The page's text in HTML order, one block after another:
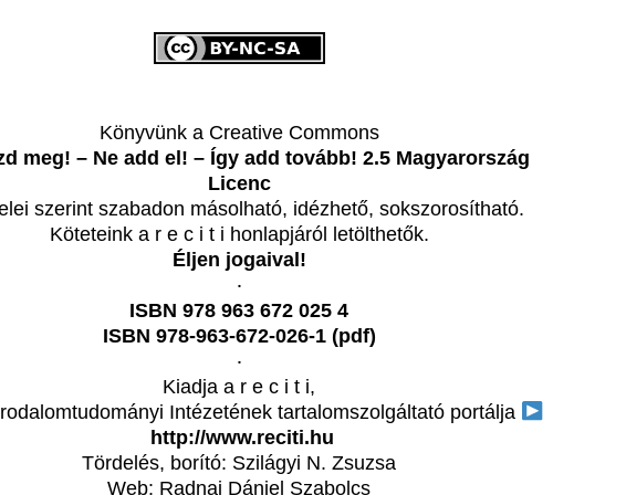
Könyvünk a Creative Commons
meg! – Ne add el! – Így add tovább! 2.5 Magyarország
Licenc
szerint szabadon másolható, idézhető, sokszorosítható.
Köteteink a r e c i t i honlapjáról letölthetők.
Éljen jogaival!
‧
ISBN 978 963 672 025 4
ISBN 978-963-672-026-1 (pdf)
‧
Kiadja a r e c i t i,
Intézetének tartalomszolgáltató portálja
http://www.reciti.hu
Tördelés, borító: Szilágyi N. Zsuzsa
Web: Radnai Dániel Szabolcs